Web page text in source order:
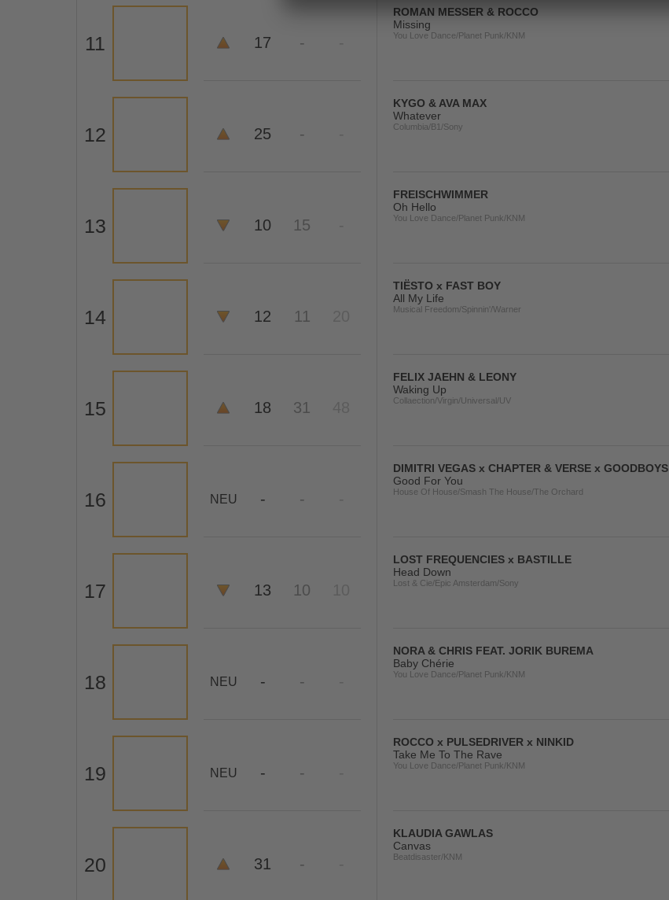
11 17 -
ROMAN MESSER & ROCCO
Missing
You Love Dance/Planet Punk/KNM
12 25 -
KYGO & AVA MAX
Whatever
Columbia/B1/Sony
13 10 15
FREISCHWIMMER
Oh Hello
You Love Dance/Planet Punk/KNM
14 12 11
TIËSTO x FAST BOY
All My Life
Musical Freedom/Spinnin'/Warner
15 18 31
FELIX JAEHN & LEONY
Waking Up
Collaection/Virgin/Universal/UV
16 NEU - -
DIMITRI VEGAS x CHAPTER & VERSE x GOODBOYS
Good For You
House Of House/Smash The House/The Orchard
17 13 10
LOST FREQUENCIES x BASTILLE
Head Down
Lost & Cie/Epic Amsterdam/Sony
18 NEU - -
NORA & CHRIS FEAT. JORIK BUREMA
Baby Chérie
You Love Dance/Planet Punk/KNM
19 NEU - -
ROCCO x PULSEDRIVER x NINKID
Take Me To The Rave
You Love Dance/Planet Punk/KNM
20 31 -
KLAUDIA GAWLAS
Canvas
Beatdisaster/KNM